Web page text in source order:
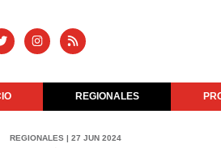
REGIONALES
REGIONALES | 27 JUN 2024